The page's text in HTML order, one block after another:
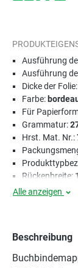
Ausführung
Ausführung
Dicke der Folie:
Farbe:
Für
Grammatur:
Hrst. Mat. Nr.:
Rückenbreite:
Alle anzeigen
Beschreibung